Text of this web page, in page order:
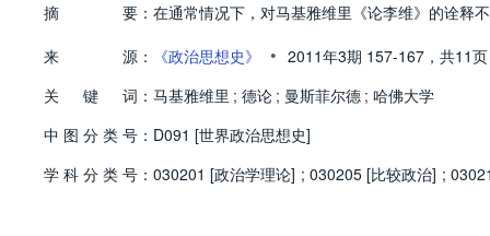
摘
要： 在通常情况下，对马基雅维里《论李维》的诠释
来
源： 《政治思想史》 • 2011年3期 157-167， 共11页
关
键 词： 马基雅维里 ; 德论 ; 曼斯菲尔德 ; 哈佛大学
中 图 分 类 号： D091 [世界政治思想史]
学 科 分 类 号： 030201 [政治学理论] ; 030205 [比较政治] ;